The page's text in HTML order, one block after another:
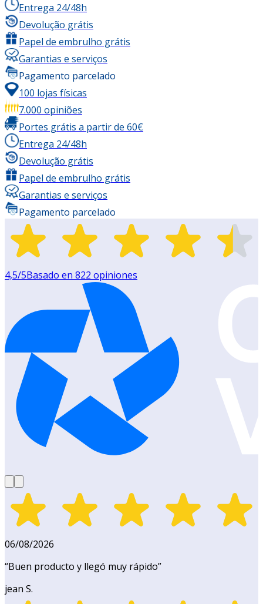
Entrega 24/48h
Devolução grátis
Papel de embrulho grátis
Garantias e serviços
Pagamento parcelado
100 lojas físicas
7.000 opiniões
Portes grátis a partir de 60€
Entrega 24/48h
Devolução grátis
Papel de embrulho grátis
Garantias e serviços
Pagamento parcelado
4,5/5Basado en 822 opiniones
06/08/2026
“Buen producto y llegó muy rápido”
jean S.